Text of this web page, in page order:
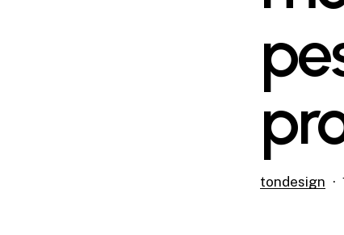
tondesign